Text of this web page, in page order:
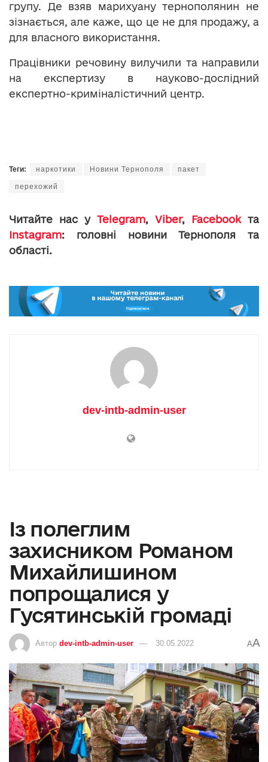
групу. Де взяв марихуану тернополянин не
зізнається, але каже, що це не для продажу, а
для власного використання.
Працівники речовину вилучили та направили
на експертизу в науково-дослідний
експертно-криміналістичний центр.
Теги: наркотики Новини Тернополя пакет
перехожий
Читайте нас у Telegram, Viber, Facebookта
Instagram: головні новини Тернополя та
області.
dev-intb-admin-user
Із полеглим
захисником Романом
Михайлишином
попрощалися у
Гусятинській громаді
Автор dev-intb-admin-user 30.05.2022 AA